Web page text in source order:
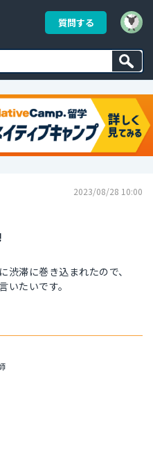
質問する
2023/08/28 10:00
滞に巻き込まれたので、
いたいです。